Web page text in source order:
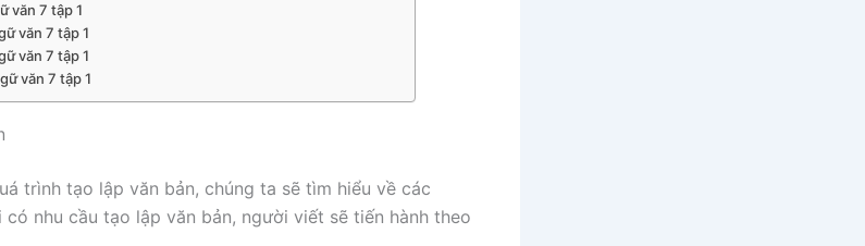
văn 7 tập 1
văn 7 tập 1
văn 7 tập 1
văn 7 tập 1
trình tạo lập văn bản, chúng ta sẽ tìm hiểu về các
nhu cầu tạo lập văn bản, người viết sẽ tiến hành theo